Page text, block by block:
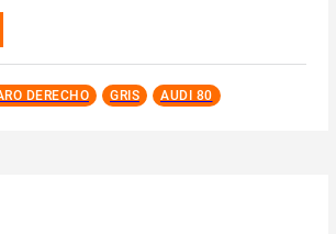
DERECHO GRIS AUDI 80